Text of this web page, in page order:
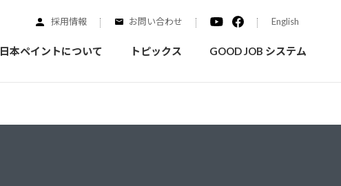
採用情報 お問い合わせ English
日本ペイントについて トピックス GOOD JOB システム